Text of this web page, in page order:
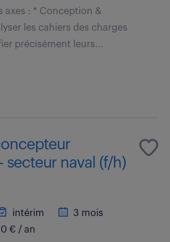
axes : * Conception &
les cahiers des charges
précisément leurs...
secteur naval (f/h)
intérim
3 mois
€ / an